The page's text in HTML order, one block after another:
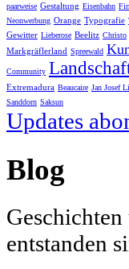
paarweise Gestaltung Eisenbahn
Neonwerbung Orange Typografie
Gewitter Lieberose Beelitz Christo
Markgräflerland Spreewald
Community
Extremadura Beaucaire Jan Josef
Sanddorn Saksun
Updates
Blog
entstanden